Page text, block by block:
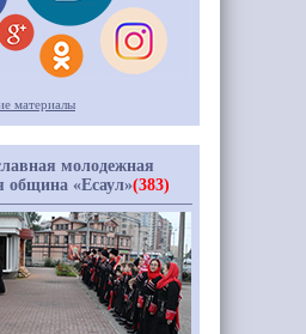
материалы
молодежная
община «Есаул»(383)